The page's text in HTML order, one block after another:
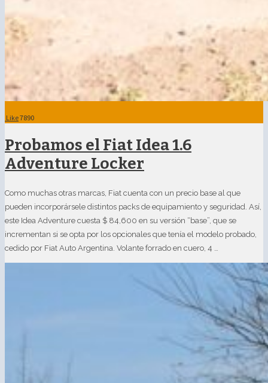
Like7890
Probamos el Fiat Idea 1.6
Adventure Locker
Como muchas otras marcas, Fiat cuenta con un precio base al que
pueden incorporársele distintos packs de equipamiento y seguridad. Así,
este Idea Adventure cuesta $ 84,600 en su versión “base”, que se
incrementan si se opta por los opcionales que tenía el modelo probado,
cedido por Fiat Auto Argentina. Volante forrado en cuero, 4 …